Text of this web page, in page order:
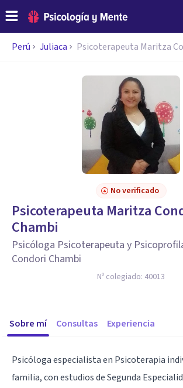
Perú Juliaca Psicoterapeuta Maritza
No verificado
Psicoterapeuta Maritza
Chambi
Psicóloga Psicoterapeuta y
Condori Chambi
Nº colegiado: 40013
Sobre mí Consultas Experiencia
Psicóloga especialista en Psicoterapia
familia, con estudios de Segunda